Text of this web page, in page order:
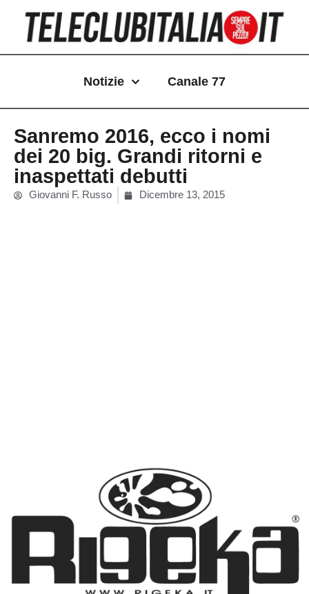
contenuto
Notizie Canale 77
Sanremo 2016, ecco i nomi
dei 20 big. Grandi ritorni e
inaspettati debutti
Giovanni F. Russo Dicembre 13, 2015